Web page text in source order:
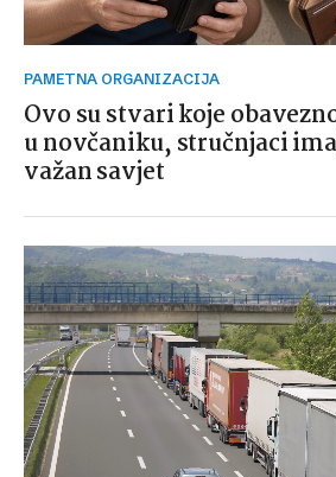
PAMETNA ORGANIZACIJA
Ovo su stvari koje
u novčaniku, stručnjaci
važan savjet